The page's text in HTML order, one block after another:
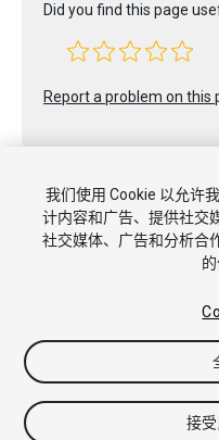
Did you find this page
Report a problem on this
版权所有 © 2021 Unity
Cookie
我们使用 Cookie 以允许
计内容和广告、提供社交
社交媒体、广告和分析合
的
接